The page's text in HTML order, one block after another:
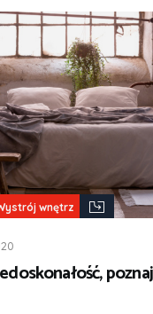
wnętrz